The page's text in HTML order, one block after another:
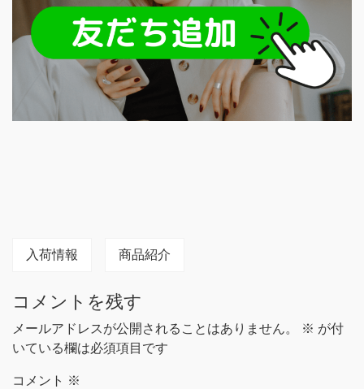
入荷情報 商品紹介
コメントを残す
メールアドレスが公開されることはありません。 ※ が付
いている欄は必須項目です
コメント ※